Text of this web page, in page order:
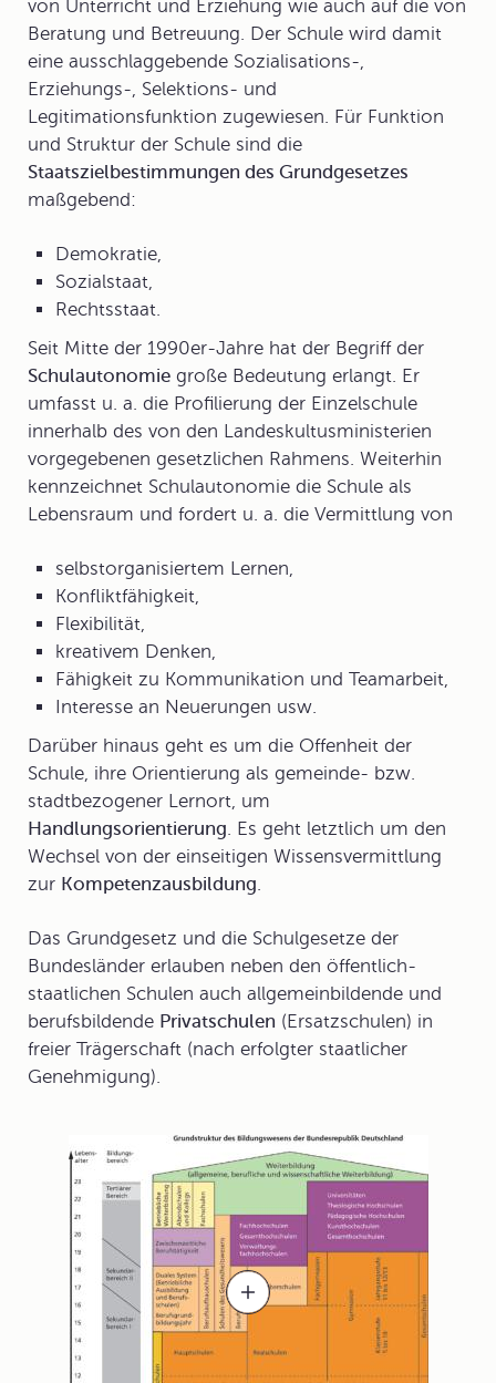
von Unterricht und Erziehung wie auch auf die von
Beratung und Betreuung. Der Schule wird damit
eine ausschlaggebende Sozialisations-,
Erziehungs-, Selektions- und
Legitimationsfunktion zugewiesen. Für Funktion
und Struktur der Schule sind die
Staatszielbestimmungen des Grundgesetzes
maßgebend:
Demokratie,
Sozialstaat,
Rechtsstaat.
Seit Mitte der 1990er-Jahre hat der Begriff der
Schulautonomie große Bedeutung erlangt. Er
umfasst u. a. die Profilierung der Einzelschule
innerhalb des von den Landeskultusministerien
vorgegebenen gesetzlichen Rahmens. Weiterhin
kennzeichnet Schulautonomie die Schule als
Lebensraum und fordert u. a. die Vermittlung von
selbstorganisiertem Lernen,
Konfliktfähigkeit,
Flexibilität,
kreativem Denken,
Fähigkeit zu Kommunikation und Teamarbeit,
Interesse an Neuerungen usw.
Darüber hinaus geht es um die Offenheit der
Schule, ihre Orientierung als gemeinde- bzw.
stadtbezogener Lernort, um
Handlungsorientierung. Es geht letztlich um den
Wechsel von der einseitigen Wissensvermittlung
zur Kompetenzausbildung.
Das Grundgesetz und die Schulgesetze der
Bundesländer erlauben neben den öffentlich-
staatlichen Schulen auch allgemeinbildende und
berufsbildende Privatschulen (Ersatzschulen) in
freier Trägerschaft (nach erfolgter staatlicher
Genehmigung).